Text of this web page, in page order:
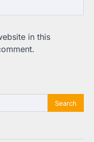
in this